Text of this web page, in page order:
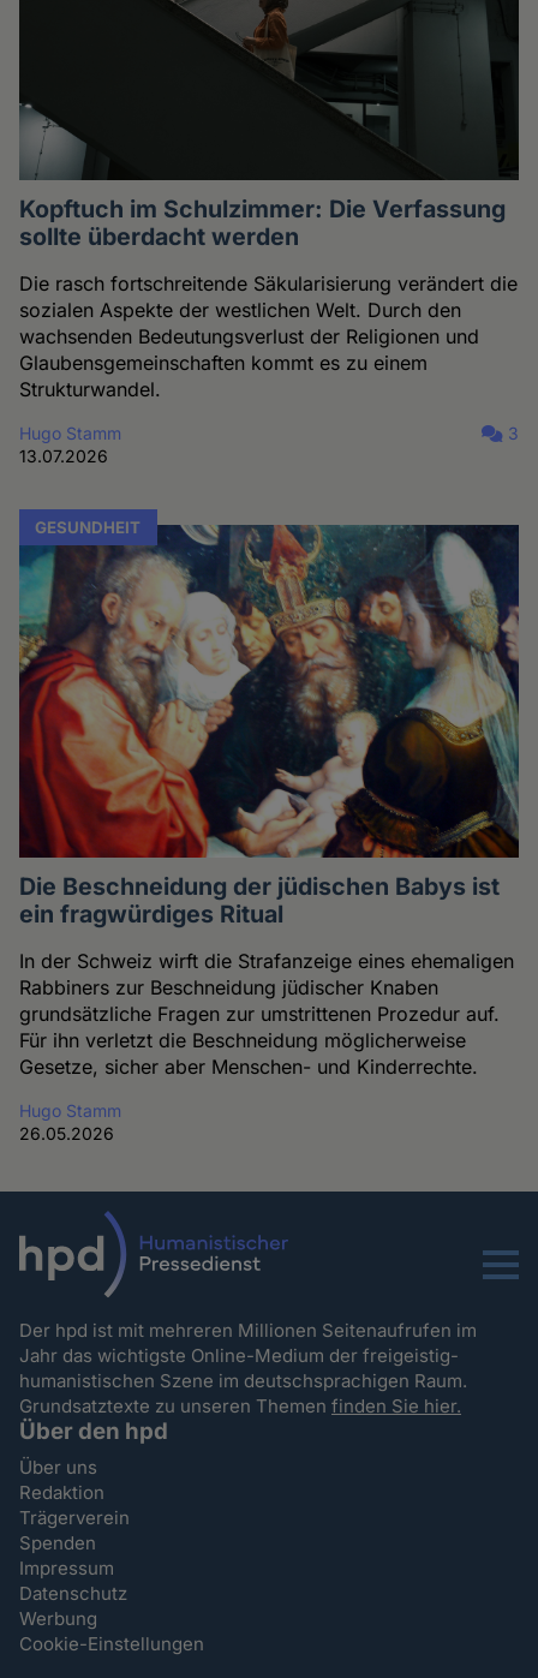
Kopftuch im Schulzimmer: Die Verfassung
sollte überdacht werden
Die rasch fortschreitende Säkularisierung verändert die
sozialen Aspekte der westlichen Welt. Durch den
wachsenden Bedeutungsverlust der Religionen und
Glaubensgemeinschaften kommt es zu einem
Strukturwandel.
Hugo Stamm
13.07.2026
3
GESUNDHEIT
Die Beschneidung der jüdischen Babys ist
ein fragwürdiges Ritual
In der Schweiz wirft die Strafanzeige eines ehemaligen
Rabbiners zur Beschneidung jüdischer Knaben
grundsätzliche Fragen zur umstrittenen Prozedur auf.
Für ihn verletzt die Beschneidung möglicherweise
Gesetze, sicher aber Menschen- und Kinderrechte.
Hugo Stamm
26.05.2026
Menu
Der hpd ist mit mehreren Millionen Seitenaufrufen im
Jahr das wichtigste Online-Medium der freigeistig-
humanistischen Szene im deutschsprachigen Raum.
Grundsatztexte zu unseren Themenfinden Sie hier.
Über den hpd
Über uns
Redaktion
Trägerverein
Spenden
Impressum
Datenschutz
Werbung
Cookie-Einstellungen